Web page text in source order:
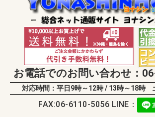
お電話でのお問い合わせ：
対応時間：平日9時～12時 / 13時～18時
FAX:06-6110-5056 LINE：